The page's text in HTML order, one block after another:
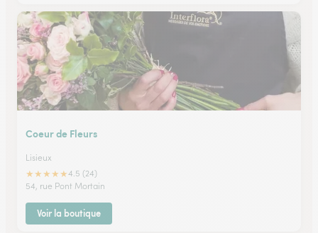
Coeur de Fleurs
Lisieux
★★★★★4.5 (24)
54, rue Pont Mortain
Voir la boutique